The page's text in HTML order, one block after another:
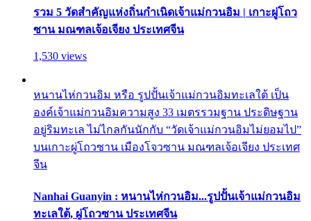
รวม 5 วัดสำคัญแห่งถิ่นกำเนิดเจ้าแม่กวนอิม | เกาะผู่โถว
ซาน มณฑลเจ้อเจียง ประเทศจีน
1,530 views
หนานไห่กวนอิม หรือ รูปปั้นเจ้าแม่กวนอิมทะเลใต้ เป็น
องค์เจ้าแม่กวนอิมความสูง 33 เมตรรวมฐาน ประดิษฐาน
อยู่ริมทะเล ไม่ไกลกันนักกับ “วัดเจ้าแม่กวนอิมไม่ยอมไป”
บนเกาะผู่โถวซาน เมืองโจวซาน มณฑลเจ้อเจียง ประเทศ
จีน
Nanhai Guanyin : หนานไห่กวนอิม...รูปปั้นเจ้าแม่กวนอิม
ทะเลใต้, ผู่โถวซาน ประเทศจีน